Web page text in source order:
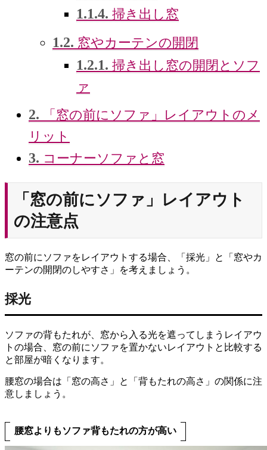
1.1.4. 掃き出し窓
1.2. 窓やカーテンの開閉
1.2.1. 掃き出し窓の開閉とソフ
ァ
2. 「窓の前にソファ」レイアウトのメ
リット
3. コーナーソファと窓
「窓の前にソファ」レイアウト
の注意点
窓の前にソファをレイアウトする場合、「採光」と「窓やカ
ーテンの開閉のしやすさ」を考えましょう。
採光
ソファの背もたれが、窓から入る光を遮ってしまうレイアウ
トの場合、窓の前にソファを置かないレイアウトと比較する
と部屋が暗くなります。
腰窓の場合は「窓の高さ」と「背もたれの高さ」の関係に注
意しましょう。
腰窓よりもソファ背もたれの方が高い